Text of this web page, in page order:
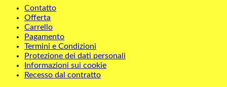
Contatto
Offerta
Carrello
Pagamento
Termini e Condizioni
Protezione dei dati personali
Informazioni sui cookie
Recesso dal contratto